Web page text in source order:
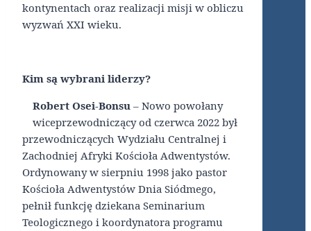
kontynentach oraz realizacji misji w obliczu
wyzwań XXI wieku.
Kim są wybrani liderzy?
Robert Osei-Bonsu – Nowo powołany
wiceprzewodniczący od czerwca 2022 był
przewodniczących Wydziału Centralnej i
Zachodniej Afryki Kościoła Adwentystów.
Ordynowany w sierpniu 1998 jako pastor
Kościoła Adwentystów Dnia Siódmego,
pełnił funkcję dziekana Seminarium
Teologicznego i koordynatora programu